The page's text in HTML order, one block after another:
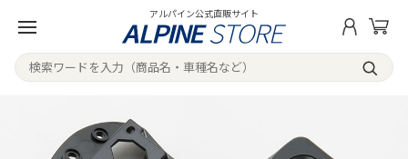
アルパイン公式直販サイト